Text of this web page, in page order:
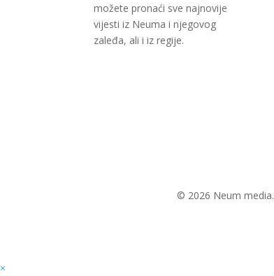
možete pronaći sve najnovije
vijesti iz Neuma i njegovog
zaleđa, ali i iz regije.
© 2026 Neum
×